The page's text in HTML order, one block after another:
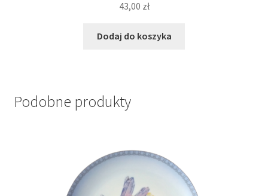
43,00 zł
Dodaj do koszyka
Podobne produkty